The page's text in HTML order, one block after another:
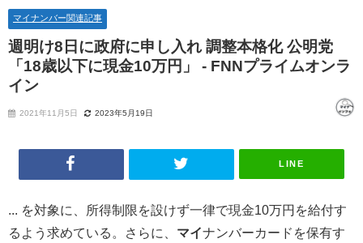
マイナンバー関連記事
週明け8日に政府に申し入れ 調整本格化 公明党
「18歳以下に現金10万円」 - FNNプライムオンラ
イン
2021年11月5日 2023年5月19日
LINE
... を対象に、所得制限を設けず一律で現金10万円を給付す
るよう求めている。さらに、 マイナンバーカードを保有す